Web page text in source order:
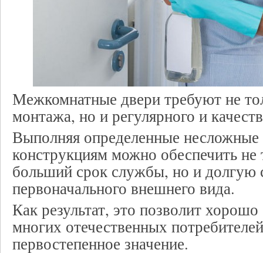
Межкомнатные двери требуют не
монтажа, но и регулярного и
Выполняя определенные
конструкциям можно обеспечить не
больший срок службы, но и долгую
первоначального внешнего вида.
Как результат, это позволит
многих отечественных
первостепенное значение.